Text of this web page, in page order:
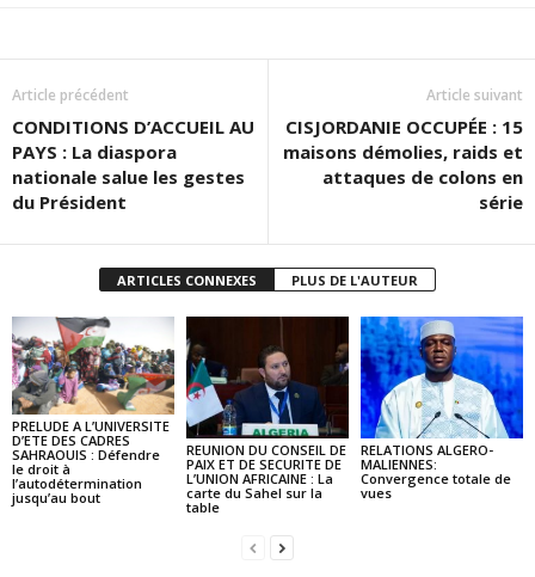
Article précédent
CONDITIONS D’ACCUEIL AU
PAYS : La diaspora
nationale salue les gestes
du Président
Article suivant
CISJORDANIE OCCUPÉE : 15
maisons démolies, raids et
attaques de colons en
série
ARTICLES CONNEXES PLUS DE L'AUTEUR
PRELUDE A L’UNIVERSITE
D’ETE DES CADRES
SAHRAOUIS : Défendre
le droit à
l’autodétermination
jusqu’au bout
REUNION DU CONSEIL DE
PAIX ET DE SECURITE DE
L’UNION AFRICAINE : La
carte du Sahel sur la
table
RELATIONS ALGERO-
MALIENNES:
Convergence totale de
vues